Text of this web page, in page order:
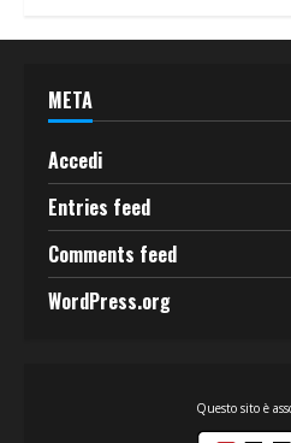
META
Accedi
Entries feed
Comments feed
WordPress.org
Questo sito è